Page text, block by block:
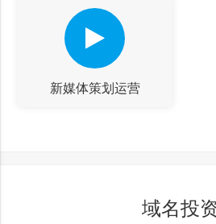
新媒体策划运营
域名投